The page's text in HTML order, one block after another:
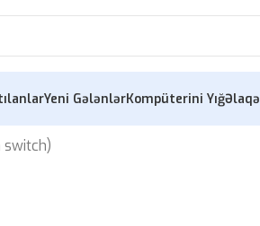
Yeni GələnlərKompüterini YığƏlaqə
switch)